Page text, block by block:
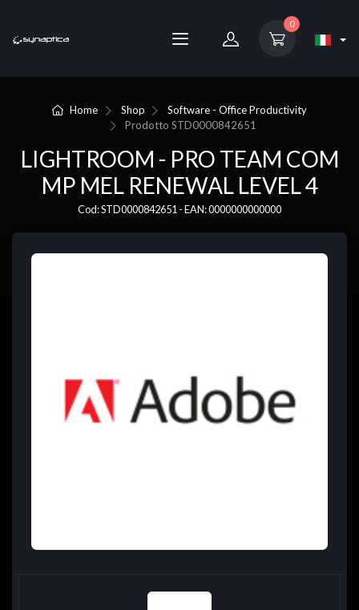
0
Home Shop
Software - Office Productivity
ProdottoSTD0000842651
LIGHTROOM - PRO TEAM COM
MP MEL RENEWAL LEVEL 4
Cod: STD0000842651 - EAN: 0000000000000